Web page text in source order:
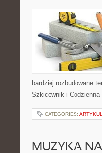
bardziej rozbudowane
Szkicownik i
CATEGORIES:
MUZYKA